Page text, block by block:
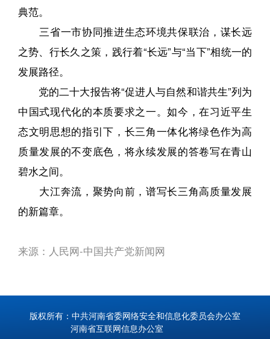
典范。
三省一市协同推进生态环境共保联治，谋长远
之势、行长久之策，践行着“长远”与“当下”相统一的
发展路径。
党的二十大报告将“促进人与自然和谐共生”列为
中国式现代化的本质要求之一。如今，在习近平生
态文明思想的指引下，长三角一体化将绿色作为高
质量发展的不变底色，将永续发展的答卷写在青山
碧水之间。
大江奔流，聚势向前，谱写长三角高质量发展
的新篇章。
来源：人民网-中国共产党新闻网
版权所有：中共河南省委网络安全和信息化委员会办公室
河南省互联网信息办公室